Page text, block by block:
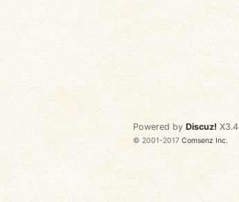
Powered by Discuz! X3.4
© 2001-2017 Comsenz Inc.